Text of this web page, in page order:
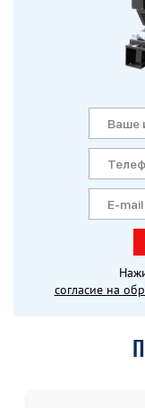
согласие на